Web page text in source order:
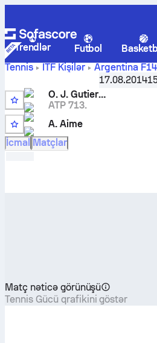
Trendlər Futbol
Tennis
ITF Kişilər
Argentina
-Agustin
başabaş mübarizə nəticələri
17.08.2014
O. J. Gutierrez
ATP 713.
A. Aime
İcmal Matçlar
Matç nəticə görünüşü
Tennis Gücü qrafikini göstər